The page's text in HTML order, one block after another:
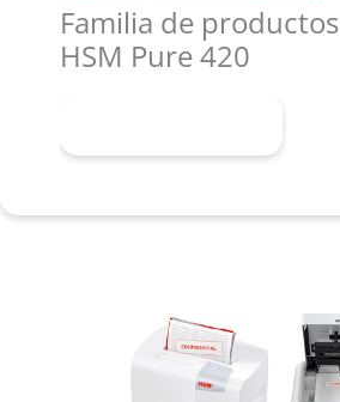
Familia de productos
HSM Pure 420